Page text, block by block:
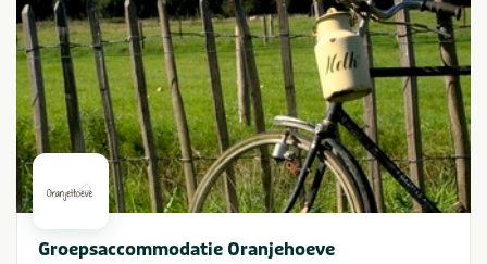
Groepsaccommodatie Oranjehoeve